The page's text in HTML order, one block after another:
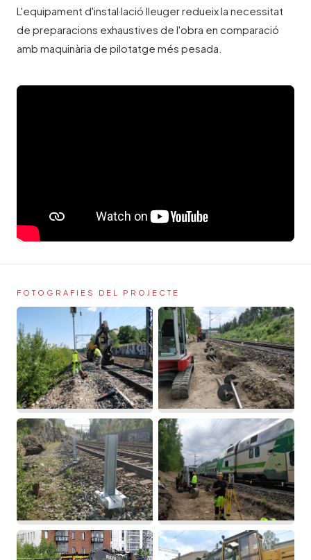
L'equipament d'instal·lació lleuger redueix la necessitat
de preparacions exhaustives de l'obra en comparació
amb maquinària de pilotatge més pesada.
FOTOGRAFIES DEL PROJECTE